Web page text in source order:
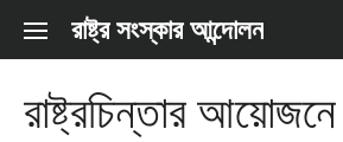
Skip to content
রাষ্ট্র সংস্কার আন্দোলন
রাষ্ট্রচিন্তার আয়োজনে